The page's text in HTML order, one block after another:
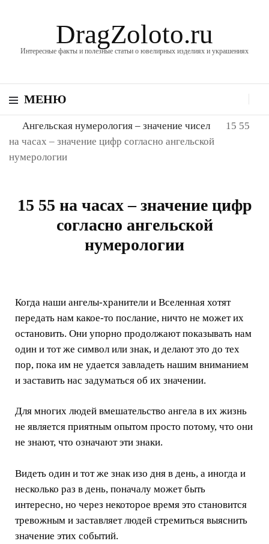
DragZoloto.ru
Интересные факты и полезные статьи о ювелирных изделиях и украшениях
МЕНЮ
Ангельская нумерология – значение чисел
15 55
на часах – значение цифр согласно ангельской
нумерологии
15 55 на часах – значение цифр
согласно ангельской
нумерологии
Когда наши ангелы-хранители и Вселенная хотят
передать нам какое-то послание, ничто не может их
остановить. Они упорно продолжают показывать нам
один и тот же символ или знак, и делают это до тех
пор, пока им не удается завладеть нашим вниманием
и заставить нас задуматься об их значении.
Для многих людей вмешательство ангела в их жизнь
не является приятным опытом просто потому, что они
не знают, что означают эти знаки.
Видеть один и тот же знак изо дня в день, а иногда и
несколько раз в день, поначалу может быть
интересно, но через некоторое время это становится
тревожным и заставляет людей стремиться выяснить
значение этих событий.